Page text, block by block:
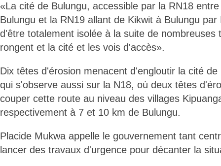
«La cité de Bulungu, accessible par la RN18
Bulungu et la RN19 allant de Kikwit à Bulungu
d'être totalement isolée à la suite de nombreuses
rongent et la cité et les vois d'accès».
Dix têtes d'érosion menacent d'engloutir la cité
qui s'observe aussi sur la N18, où deux têtes
couper cette route au niveau des villages
respectivement à 7 et 10 km de Bulungu.
Placide Mukwa appelle le gouvernement tant
lancer des travaux d'urgence pour décanter la